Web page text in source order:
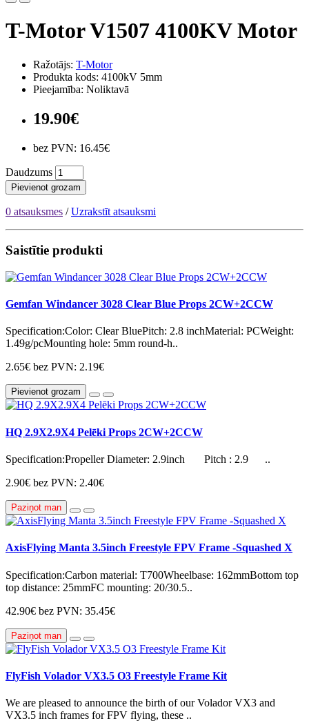
T-Motor V1507 4100KV Motor
Ražotājs: T-Motor
Produkta kods: 4100kV 5mm
Pieejamība: Noliktavā
19.90€
bez PVN: 16.45€
Daudzums
Pievienot grozam
0 atsauksmes /Uzrakstīt atsauksmi
Saistītie produkti
Gemfan Windancer 3028 Clear Blue Props 2CW+2CCW
Specification:Color: Clear BluePitch: 2.8 inchMaterial: PCWeight:
1.49g/pcMounting hole: 5mm round-h..
2.65€ bez PVN: 2.19€
Pievienot grozam
HQ 2.9X2.9X4 Pelēki Props 2CW+2CCW
Specification:Propeller Diameter: 2.9inch Pitch : 2.9 ..
2.90€ bez PVN: 2.40€
Paziņot man
AxisFlying Manta 3.5inch Freestyle FPV Frame -Squashed X
Specification:Carbon material: T700Wheelbase: 162mmBottom top
top distance: 25mmFC mounting: 20/30.5..
42.90€ bez PVN: 35.45€
Paziņot man
FlyFish Volador VX3.5 O3 Freestyle Frame Kit
We are pleased to announce the birth of our Volador VX3 and
VX3.5 inch frames for FPV flying, these ..